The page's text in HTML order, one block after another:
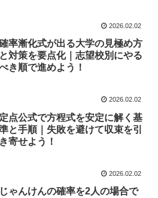
2026.02.02
率漸化式が出る大学の見極め方
と対策を要点化｜志望校別にやる
き順で進めよう！
2026.02.02
定点公式で方程式を安定に解く基
と手順｜失敗を避けて収束を引
き寄せよう！
2026.02.02
じゃんけんの確率を2人の場合で